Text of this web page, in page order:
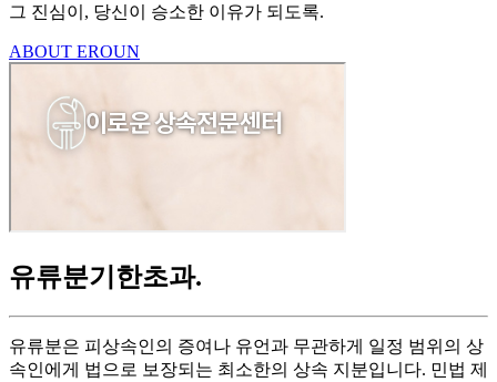
그 진심이, 당신이 승소한 이유가 되도록.
ABOUT EROUN
유류분기한초과.
유류분은 피상속인의 증여나 유언과 무관하게 일정 범위의 상
속인에게 법으로 보장되는 최소한의 상속 지분입니다. 민법 제